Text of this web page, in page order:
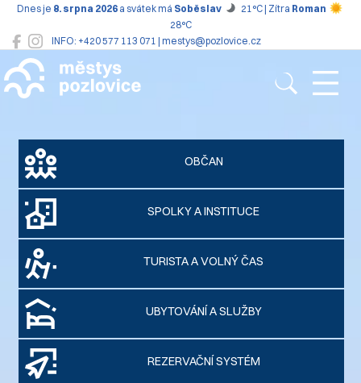
INFO: +420 577 113 071 | mestys@pozlovice.cz
Dnes je 8. srpna 2026 a svátek má Soběslav 21°C | Zítra Roman
28°C
Pozlovice
OBČAN
SPOLKY A INSTITUCE
TURISTA A VOLNÝ ČAS
UBYTOVÁNÍ A SLUŽBY
REZERVAČNÍ SYSTÉM